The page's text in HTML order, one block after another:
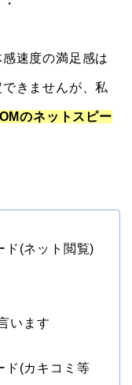
速度の満足感は
きませんが、私
のネットスピー
(ネット閲覧)
います
ド(カキコミ等